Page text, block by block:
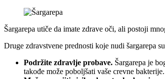
Šargarepa utiče da imate zdrave oči, ali postoji
Druge zdravstvene prednosti koje nudi šargarepa
Podržite zdravlje probave. Šargarepa je
takođe može poboljšati vaše crevne bakterije.